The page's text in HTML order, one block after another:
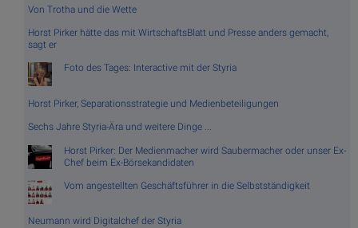
Von Trotha und die Wette
Horst Pirker hätte das mit WirtschaftsBlatt und Presse anders gemacht,
sagt er
Foto des Tages: Interactive mit der Styria
Horst Pirker, Separationsstrategie und Medienbeteiligungen
Sechs Jahre Styria-Ära und weitere Dinge ...
Horst Pirker: Der Medienmacher wird Saubermacher oder unser Ex-
Chef beim Ex-Börsekandidaten
Vom angestellten Geschäftsführer in die Selbstständigkeit
Neumann wird Digitalchef der Styria